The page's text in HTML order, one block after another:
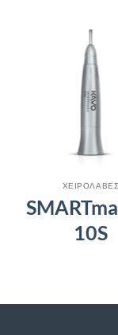
ΧΕΙΡΟΛΑΒΕΣ
10S